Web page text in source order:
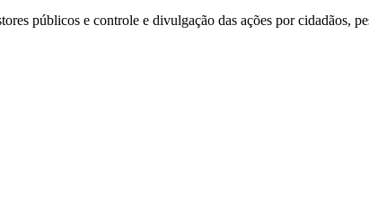
públicos e controle e divulgação das ações por cidadãos,